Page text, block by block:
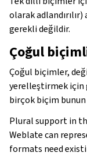
olarak
gerekli değildir.
Çoğul
Çoğul biçimler,
yerelleştirmek için
birçok biçim
Plural support in
Weblate can
formats need